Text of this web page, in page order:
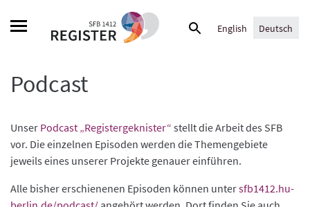
Suche
English Deutsch
Podcast
Unser Podcast „Registergeknister“ stellt die Arbeit des SFB
vor. Die einzelnen Episoden werden die Themengebiete
jeweils eines unserer Projekte genauer einführen.
Alle bisher erschienenen Episoden können untersfb1412.hu-